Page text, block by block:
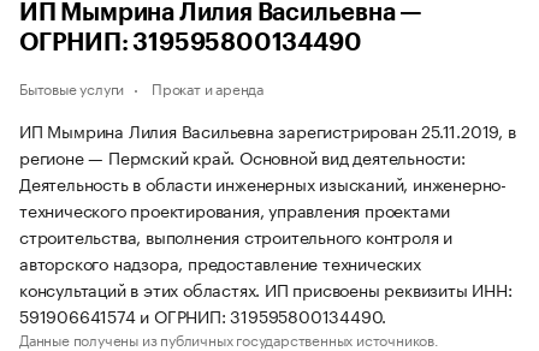
ИП Мымрина Лилия Васильевна —
ОГРНИП: 319595800134490
Бытовые услуги Прокат и аренда
ИП Мымрина Лилия Васильевна зарегистрирован 25.11.2019, в
регионе — Пермский край. Основной вид деятельности:
Деятельность в области инженерных изысканий, инженерно-
технического проектирования, управления проектами
строительства, выполнения строительного контроля и
авторского надзора, предоставление технических
консультаций в этих областях. ИП присвоены реквизиты ИНН:
591906641574 и ОГРНИП: 319595800134490.
Данные получены из публичных государственных источников.